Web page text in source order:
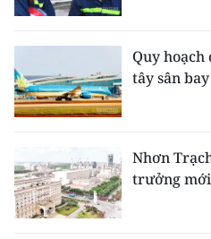
Chuyên trang TP. Hồ Chí
CÁC CHUYÊN TRANG
VỀ BÁO NHÂN DÂN
THỜI NAY
Quy
tây sân
Nhơn
trưởng mới